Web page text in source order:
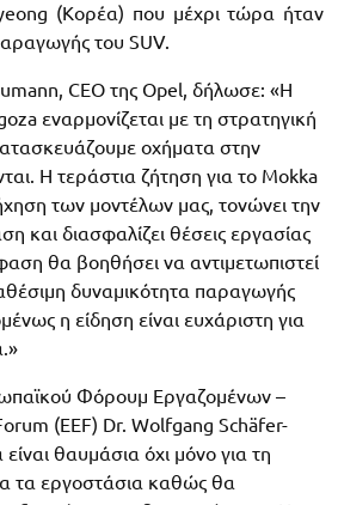
(Κορέα) που μέχρι τώρα ήταν
του SUV.
CEO της Opel, δήλωσε: «Η
εναρμονίζεται με τη στρατηγική
οχήματα στην
Η τεράστια ζήτηση για το Mokka
των μοντέλων μας, τονώνει την
και διασφαλίζει θέσεις εργασίας
θα βοηθήσει να αντιμετωπιστεί
δυναμικότητα παραγωγής
η είδηση είναι ευχάριστη για
Φόρουμ Εργαζομένων –
(EEF) Dr. Wolfgang Schäfer-
θαυμάσια όχι μόνο για τη
τα εργοστάσια καθώς θα